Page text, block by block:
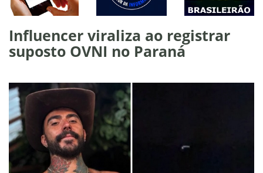
Influencer viraliza ao registrar
suposto OVNI no Paraná